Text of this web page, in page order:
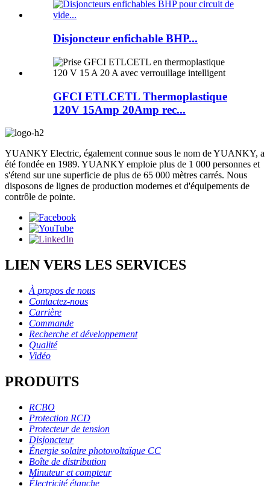
Disjoncteur enfichable BHP...
GFCI ETLCETL Thermoplastique
120V 15Amp 20Amp rec...
YUANKY Electric, également connue sous le nom de YUANKY, a
été fondée en 1989. YUANKY emploie plus de 1 000 personnes et
s'étend sur une superficie de plus de 65 000 mètres carrés. Nous
disposons de lignes de production modernes et d'équipements de
contrôle de pointe.
LIEN VERS LES SERVICES
À propos de nous
Contactez-nous
Carrière
Commande
Recherche et développement
Qualité
Vidéo
PRODUITS
RCBO
Protection RCD
Protecteur de tension
Disjoncteur
Énergie solaire photovoltaïque CC
Boîte de distribution
Minuteur et compteur
Électricité étanche